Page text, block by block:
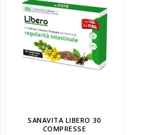
SANAVITA LIBERO 30
COMPRESSE